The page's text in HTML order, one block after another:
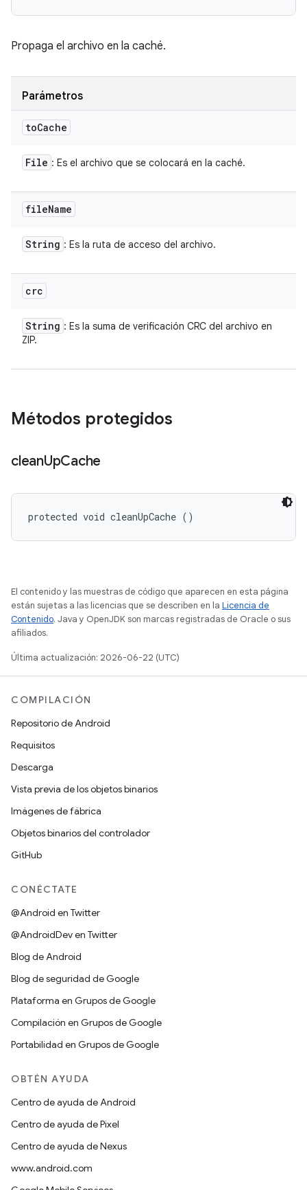
Propaga el archivo en la caché.
Parámetros
toCache
File : Es el archivo que se colocará en la caché.
fileName
String : Es la ruta de acceso del archivo.
crc
String : Es la suma de verificación CRC del archivo en
ZIP.
Métodos protegidos
cleanUpCache
protected void cleanUpCache ()
El contenido y las muestras de código que aparecen en esta página
están sujetas a las licencias que se describen en la Licencia de
Contenido. Java y OpenJDK son marcas registradas de Oracle o sus
afiliados.
Última actualización: 2026-06-22 (UTC)
COMPILACIÓN
Repositorio de Android
Requisitos
Descarga
Vista previa de los objetos binarios
Imágenes de fábrica
Objetos binarios del controlador
GitHub
CONÉCTATE
@Android en Twitter
@AndroidDev en Twitter
Blog de Android
Blog de seguridad de Google
Plataforma en Grupos de Google
Compilación en Grupos de Google
Portabilidad en Grupos de Google
OBTÉN AYUDA
Centro de ayuda de Android
Centro de ayuda de Pixel
Centro de ayuda de Nexus
www.android.com